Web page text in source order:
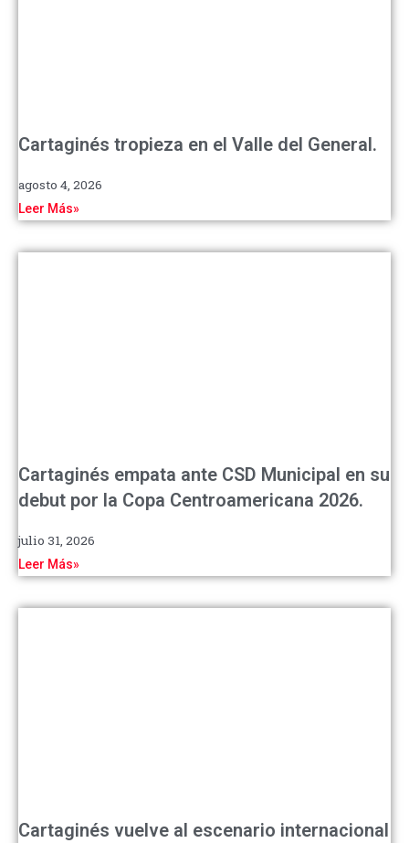
Cartaginés tropieza en el Valle del General.
agosto 4, 2026
Leer Más»
Cartaginés empata ante CSD Municipal en su
debut por la Copa Centroamericana 2026.
julio 31, 2026
Leer Más»
Cartaginés vuelve al escenario internacional